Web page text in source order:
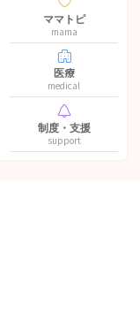
ママトピ
mama
医療
medical
制度・支援
support